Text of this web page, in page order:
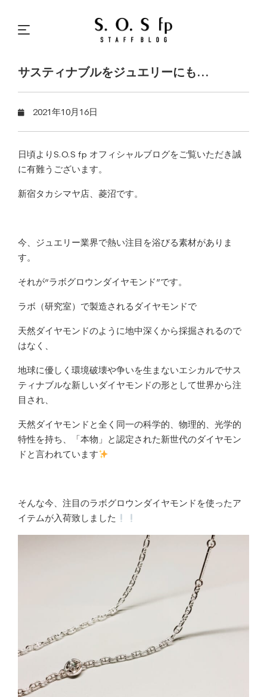
サスティナブルをジュエリーにも…
2021年10月16日
日頃よりS.O.S fp オフィシャルブログをご覧いただき誠
に有難うございます。
新宿タカシマヤ店、菱沼です。
今、ジュエリー業界で熱い注目を浴びる素材がありま
す。
それが“ラボグロウンダイヤモンド”です。
ラボ（研究室）で製造されるダイヤモンドで
天然ダイヤモンドのように地中深くから採掘されるので
はなく、
地球に優しく環境破壊や争いを生まないエシカルでサス
ティナブルな新しいダイヤモンドの形として世界から注
目され、
天然ダイヤモンドと全く同一の科学的、物理的、光学的
特性を持ち、「本物」と認定された新世代のダイヤモン
ドと言われています
そんな今、注目のラボグロウンダイヤモンドを使ったア
イテムが入荷致しました